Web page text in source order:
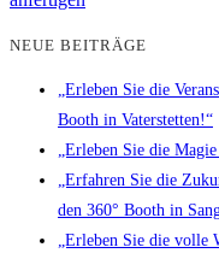
NEUE BEITRÄGE
„Erleben Sie die
Booth in Vaterstetten!“
„Erleben Sie die
„Erfahren Sie die
den 360° Booth in
„Erleben Sie die volle